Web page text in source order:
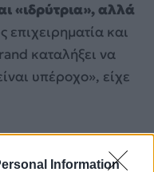
Information
«ιδρύτρια», αλλά
και
καταλήξει να
υπέροχο», είχε